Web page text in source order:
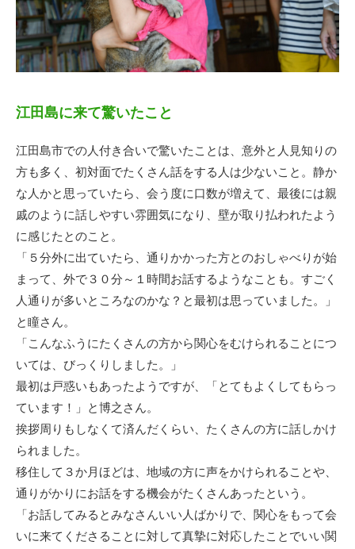
江田島に来て驚いたこと
江田島市での人付き合いで驚いたことは、意外と人見知りの
方も多く、初対面でたくさん話をする人は少ないこと。静か
な人かと思っていたら、会う度に口数が増えて、最後には親
戚のように話しやすい雰囲気になり、壁が取り払われたよう
に感じたとのこと。
「５分外に出ていたら、通りかかった方とのおしゃべりが始
まって、外で３０分～１時間お話するようなことも。すごく
人通りが多いところなのかな？と最初は思っていました。」
と瞳さん。
「こんなふうにたくさんの方から関心をむけられることにつ
いては、びっくりしました。」
最初は戸惑いもあったようですが、「とてもよくしてもらっ
ています！」と博之さん。
挨拶周りもしなくて済んだくらい、たくさんの方に話しかけ
られました。
移住して３か月ほどは、地域の方に声をかけられることや、
通りがかりにお話をする機会がたくさんあったという。
「お話してみるとみなさんいい人ばかりで、関心をもって会
いに来てくださることに対して真摯に対応したことでいい関